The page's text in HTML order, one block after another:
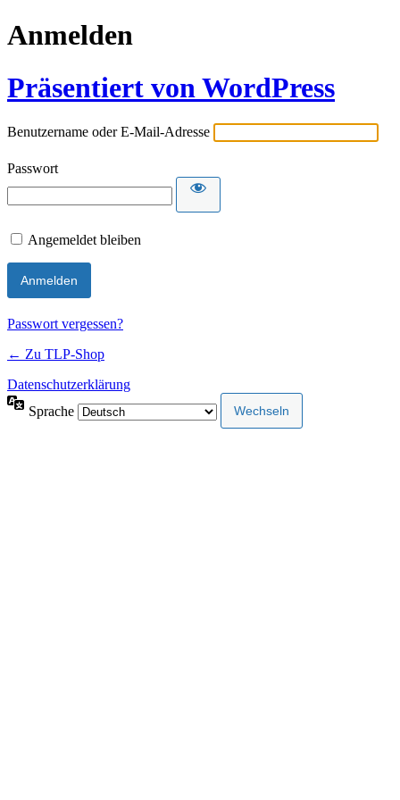
Anmelden
Präsentiert von WordPress
Benutzername oder E-Mail-Adresse
Passwort
Angemeldet bleiben
Passwort vergessen?
← Zu TLP-Shop
Datenschutzerklärung
Sprache